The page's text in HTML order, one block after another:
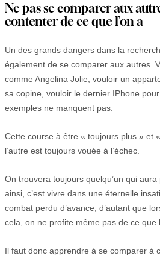
Ne pas se comparer aux
contenter de ce que l’on a
Un des grands dangers dans la
également de se comparer aux autres.
comme Angelina Jolie, vouloir un
sa copine, vouloir le dernier IPhone
exemples ne manquent pas.
Cette course à être « toujours plus » et
l’autre est toujours vouée à l’échec.
On trouvera toujours quelqu’un qui
ainsi, c’est vivre dans une éternelle
combat perdu d’avance, d’autant que
cela, on ne profite même pas de ce que
Il faut donc apprendre à se comparer à